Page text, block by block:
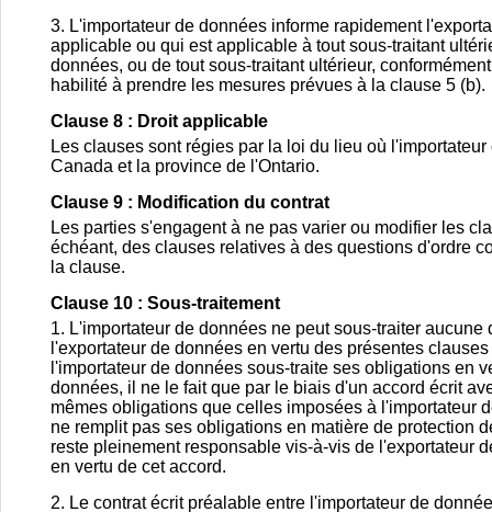
3. L'importateur de données informe rapidement
applicable ou qui est applicable à tout sous-traitant
données, ou de tout sous-traitant ultérieur,
habilité à prendre les mesures prévues à la clause 5 (b).
Clause 8 : Droit applicable
Les clauses sont régies par la loi du lieu où
Canada et la province de l'Ontario.
Clause 9 : Modification du contrat
Les parties s'engagent à ne pas varier ou modifier les
échéant, des clauses relatives à des questions d'ordre
la clause.
Clause 10 : Sous-traitement
1. L'importateur de données ne peut sous-traiter
l'exportateur de données en vertu des présentes
l'importateur de données sous-traite ses obligations en
données, il ne le fait que par le biais d'un accord écrit
mêmes obligations que celles imposées à l'importateur
ne remplit pas ses obligations en matière de protection
reste pleinement responsable vis-à-vis de l'exportateur
en vertu de cet accord.
2. Le contrat écrit préalable entre l'importateur de